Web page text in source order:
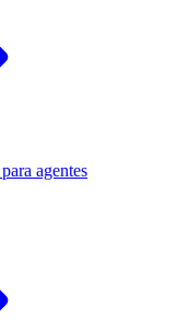
agentes